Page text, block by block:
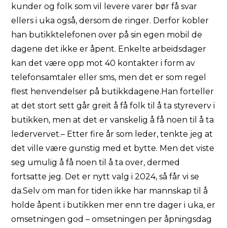
kunder og folk som vil levere varer bør få svar
ellers i uka også, dersom de ringer. Derfor kobler
han butikktelefonen over på sin egen mobil de
dagene det ikke er åpent. Enkelte arbeidsdager
kan det være opp mot 40 kontakter i form av
telefonsamtaler eller sms, men det er som regel
flest henvendelser på butikkdagene.Han forteller
at det stort sett går greit å få folk til å ta styreverv i
butikken, men at det er vanskelig å få noen til å ta
ledervervet.– Etter fire år som leder, tenkte jeg at
det ville være gunstig med et bytte. Men det viste
seg umulig å få noen til å ta over, dermed
fortsatte jeg. Det er nytt valg i 2024, så får vi se
da.Selv om man for tiden ikke har mannskap til å
holde åpent i butikken mer enn tre dager i uka, er
omsetningen god – omsetningen per åpningsdag